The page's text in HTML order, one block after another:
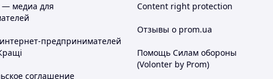
— медиа для
предпринимателей
соглашение
Content right protection
Отзывы о prom.ua
Помощь Силам обороны
(Volonter by Prom)